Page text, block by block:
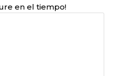
en el tiempo!